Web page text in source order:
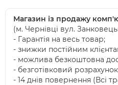
Магазин із продажу
(м. Чернівці вул.
- Гарантія на весь товар;
- знижки постійним
- можлива безкоштовна
- безготівковий
- 14 днів повернення (Всі